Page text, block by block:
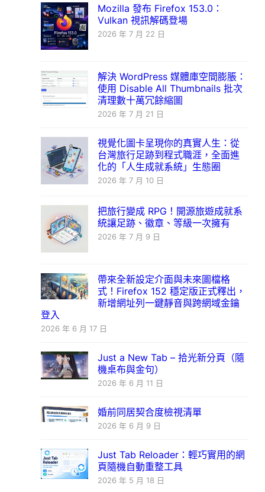
Mozilla 發布 Firefox 153.0：
Vulkan 視訊解碼登場
2026 年 7 月 22 日
解決 WordPress 媒體庫空間膨脹：
使用 Disable All Thumbnails 批次
清理數十萬冗餘縮圖
2026 年 7 月 21 日
視覺化圖卡呈現你的真實人生：從
台灣旅行足跡到程式職涯，全面進
化的「人生成就系統」生態圈
2026 年 7 月 10 日
把旅行變成 RPG！開源旅遊成就系
統讓足跡、徽章、等級一次擁有
2026 年 7 月 9 日
帶來全新設定介面與未來圖檔格
式！Firefox 152 穩定版正式釋出，
新增網址列一鍵靜音與跨網域金鑰
登入
2026 年 6 月 17 日
Just a New Tab – 拾光新分頁（隨
機桌布與金句）
2026 年 6 月 11 日
婚前同居契合度檢視清單
2026 年 6 月 9 日
Just Tab Reloader：輕巧實用的網
頁隨機自動重整工具
2026 年 5 月 18 日